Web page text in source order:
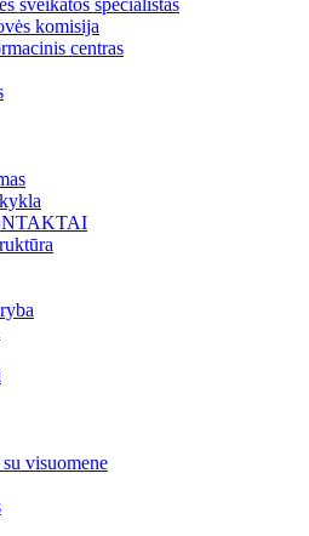
komisija
centras
visuomene